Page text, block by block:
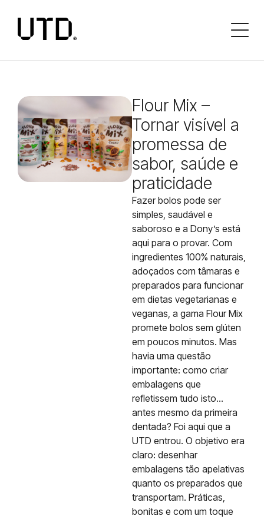
Flour Mix –
Tornar visível a
promessa de
sabor, saúde e
praticidade
Fazer bolos pode ser
simples, saudável e
saboroso e a Dony’s está
aqui para o provar. Com
ingredientes 100% naturais,
adoçados com tâmaras e
preparados para funcionar
em dietas vegetarianas e
veganas, a gama Flour Mix
promete bolos sem glúten
em poucos minutos. Mas
havia uma questão
importante: como criar
embalagens que
refletissem tudo isto…
antes mesmo da primeira
dentada? Foi aqui que a
UTD entrou. O objetivo era
claro: desenhar
embalagens tão apelativas
quanto os preparados que
transportam. Práticas,
bonitas e com um toque